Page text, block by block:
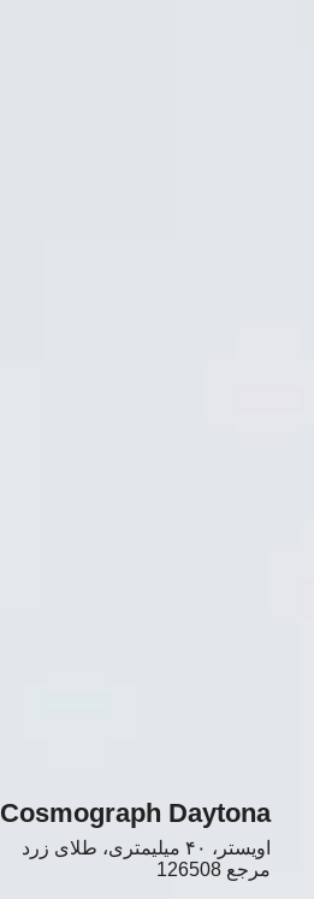
Cosmograph Daytona
اویستر، ۴۰ میلیمتری، طلای زرد
مرجع 126508